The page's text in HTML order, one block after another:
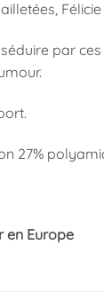
Félicie
par
27%
en Europe